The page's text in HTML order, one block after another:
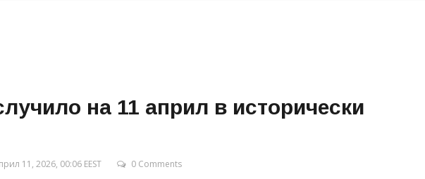
на 11 април в исторически
11, 2026, 00:06 EEST 0 Comments